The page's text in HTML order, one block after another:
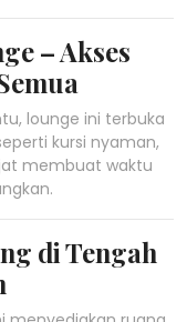
– Akses
lounge ini terbuka
kursi nyaman,
membuat waktu
di Tengah